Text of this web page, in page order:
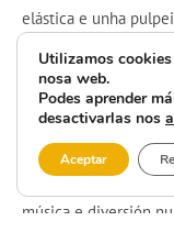
elástica e unha
Turdión” e as
noites malpicanas.
Un evento perfecto
para toda a familia e
música e diversión
Utilizamos
nosa web.
Podes aprender
desactivarlas nos
Aceptar